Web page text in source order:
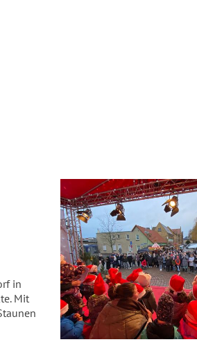
in
Mit